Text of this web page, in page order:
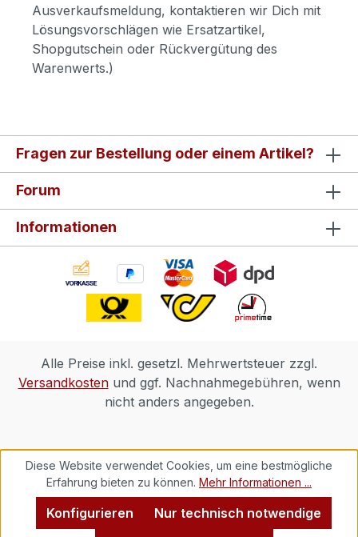
Ausverkaufsmeldung, kontaktieren wir Dich mit
Lösungsvorschlägen wie Ersatzartikel,
Shopgutschein oder Rückvergütung des
Warenwerts.)
Fragen zur Bestellung oder einem Artikel?
Forum
Informationen
Alle Preise inkl. gesetzl. Mehrwertsteuer zzgl.
Versandkostenund ggf. Nachnahmegebühren, wenn
nicht anders angegeben.
Diese Website verwendet Cookies, um eine bestmögliche
Erfahrung bieten zu können. Mehr Informationen ...
Nur technisch notwendige
Konfigurieren